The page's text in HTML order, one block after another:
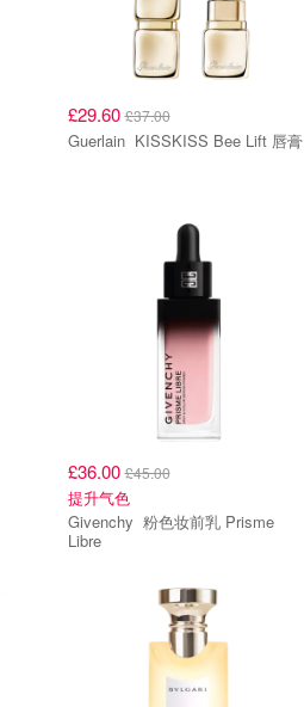
£29.60£37.00
Guerlain KISSKISS Bee Lift 唇膏
£36.00£45.00
提升气色
Givenchy 粉色妆前乳 Prisme
Libre